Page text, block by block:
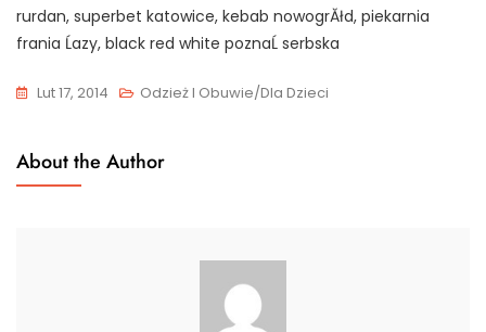
rurdan, superbet katowice, kebab nowogrĂłd, piekarnia
frania Ĺazy, black red white poznaĹ serbska
Lut 17, 2014 Odzież I Obuwie/Dla Dzieci
About the Author